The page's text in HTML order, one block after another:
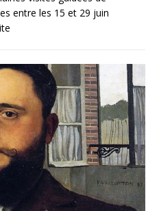
entre les 15 et 29 juin